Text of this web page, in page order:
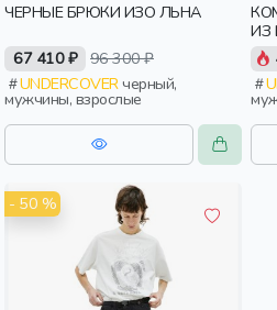
ЧЕРНЫЕ БРЮКИ ИЗО ЛЬНА
67 410 ₽ 96 300 ₽
UNDERCOVERчерный,
мужчины, взрослые
ИЗ
- 50 %